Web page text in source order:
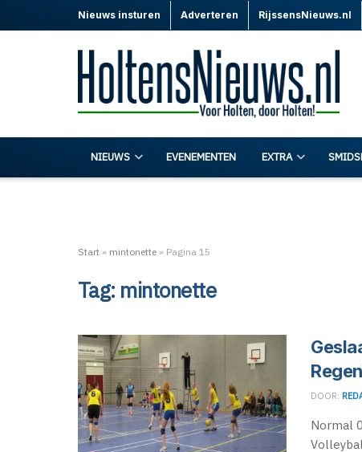
Nieuws insturen Adverteren RijssensNieuws.nl
NIEUWS EVENEMENTEN EXTRA
Start » mintonette » Pagina 15
Tag: mintonette
DOOR:
Normal